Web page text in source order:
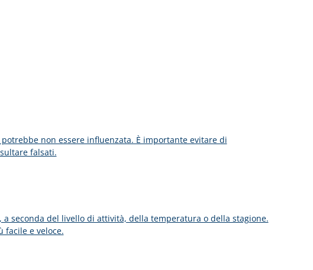
non essere influenzata. È importante evitare di
falsati.
seconda del livello di attività, della temperatura o della stagione.
facile e veloce.